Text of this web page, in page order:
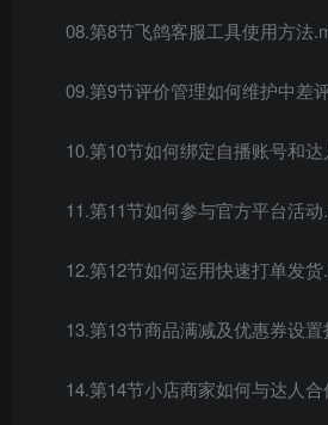
08.第8节飞鸽客服工具使用方法
09.第9节评价管理如何维护中差
10.第10节如何绑定自播账号和
11.第11节如何参与官方平台活
12.第12节如何运用快速打单发
13.第13节商品满减及优惠券设
14.第14节小店商家如何与达人